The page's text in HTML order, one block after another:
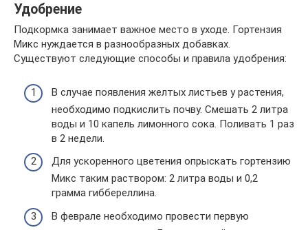
Удобрение
Подкормка занимает важное место в уходе. Гортензия
Микс нуждается в разнообразных добавках.
Существуют следующие способы и правила удобрения:
В случае появления желтых листьев у растения,
необходимо подкислить почву. Смешать 2 литра
воды и 10 капель лимонного сока. Поливать 1 раз
в 2 недели.
Для ускоренного цветения опрыскать гортензию
Микс таким раствором: 2 литра воды и 0,2
грамма гиббереллина.
В феврале необходимо провести первую